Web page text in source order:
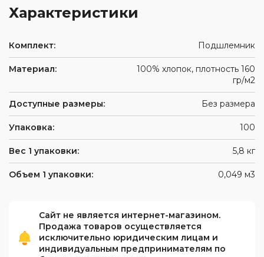
Характеристики
Комплект: Подшлемник
Материал:
100% хлопок, плотность 160
гр/м2
Доступные размеры: Без размера
Упаковка: 100
Вес 1 упаковки: 5,8 кг
Объем 1 упаковки: 0,049 м3
Сайт не является интернет-магазином.
Продажа товаров осуществляется
исключительно юридическим лицам и
индивидуальным предпринимателям по